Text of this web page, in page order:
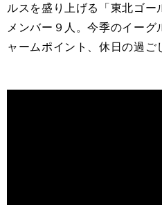
ルスを盛り上げる「東北ゴ
メンバー９人。今季のイー
ャームポイント、休日の過ご